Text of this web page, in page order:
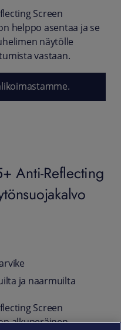
Screen
helppo asentaa ja se
näytölle
vastaan.
Anti-Reflecting
ja naarmuilta
Screen
alkuperäinen